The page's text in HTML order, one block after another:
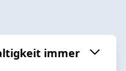
immer